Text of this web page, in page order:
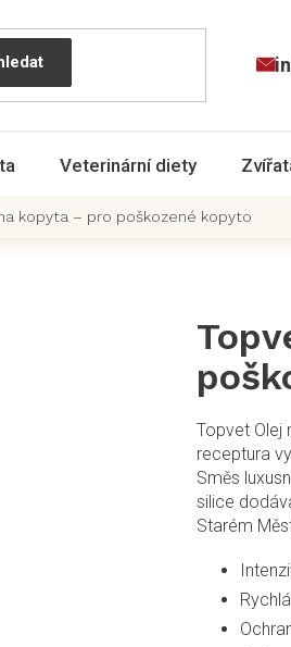
Veterinární diety
kopyta – pro poškozené kopyto
Topvet Olej
receptura
Směs
silice
Starém